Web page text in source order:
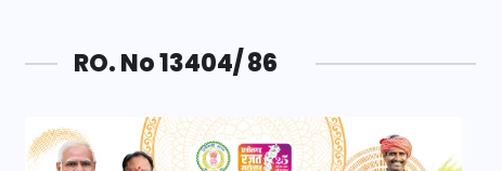
RO. No 13404/ 86